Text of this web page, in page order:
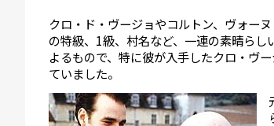
クロ・ド・ヴージョやコルトン、ヴォー
の特級、1級、村名など、一連の素晴ら
よるもので、特に彼が入手したクロ・ヴ
ていました。